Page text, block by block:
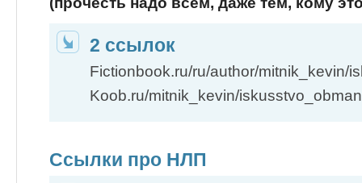
2 ссылок
Fictionbook.ru/ru/author/mitnik_kevin/
Koob.ru/mitnik_kevin/
Ссылки про НЛП